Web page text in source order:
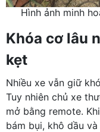
Hình ảnh minh
Khóa cơ lâu
kẹt
Nhiều xe vẫn giữ
Tuy nhiên chủ xe
mở bằng remote.
bám bụi, khô dầu